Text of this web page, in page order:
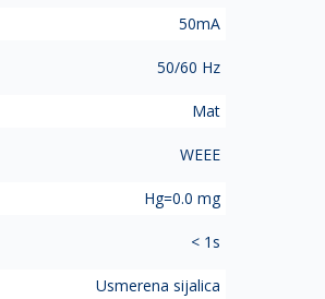
50mA
50/60 Hz
Mat
WEEE
Hg=0.0 mg
< 1s
Usmerena sijalica